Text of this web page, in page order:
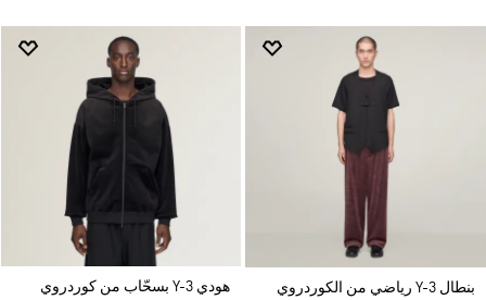
بنطال Y-3 رياضي من الكوردروي هودي Y-3 بسحّاب من كوردروي